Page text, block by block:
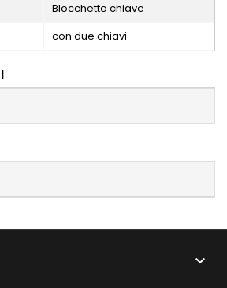
Blocchetto chiave
con due chiavi
